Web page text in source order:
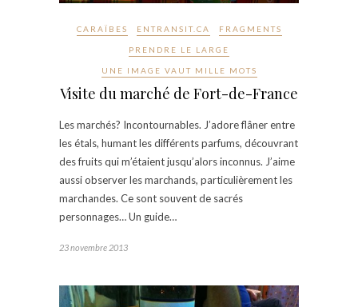
CARAÏBES ENTRANSIT.CA FRAGMENTS
PRENDRE LE LARGE
UNE IMAGE VAUT MILLE MOTS
Visite du marché de Fort-de-France
Les marchés? Incontournables. J’adore flâner entre
les étals, humant les différents parfums, découvrant
des fruits qui m’étaient jusqu’alors inconnus. J’aime
aussi observer les marchands, particulièrement les
marchandes. Ce sont souvent de sacrés
personnages… Un guide…
23 novembre 2013